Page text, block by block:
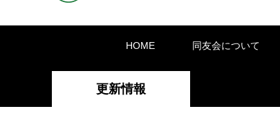
HOME 同友会について
更新情報